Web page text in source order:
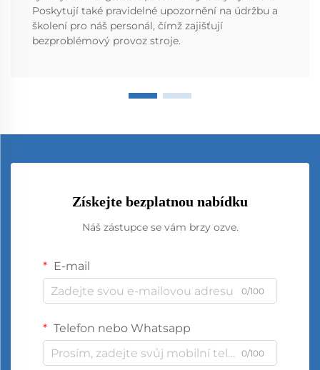
Poskytují také pravidelné upozornění na údržbu a
školení pro náš personál, čímž zajišťují
bezproblémový provoz stroje.
Získejte bezplatnou nabídku
Náš zástupce se vám brzy ozve.
E-mail
0/100
Telefon nebo Whatsapp
0/100